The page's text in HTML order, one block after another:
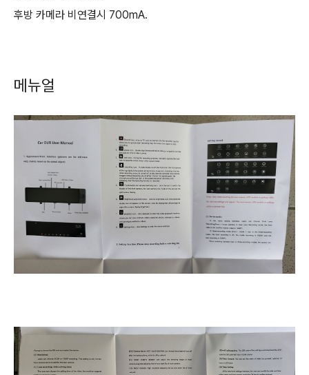
후방 카메라 비연결시 700mA.
메뉴얼